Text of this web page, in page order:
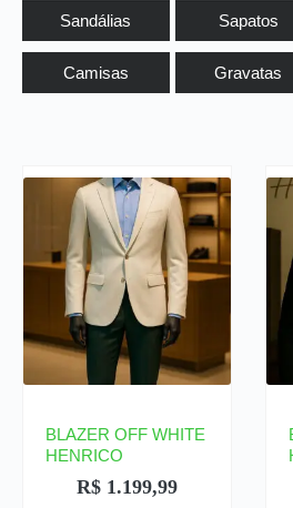
Sandálias Sapatos
Camisas Gravatas
BLAZER OFF WHITE
HENRICO
R$ 1.199,99